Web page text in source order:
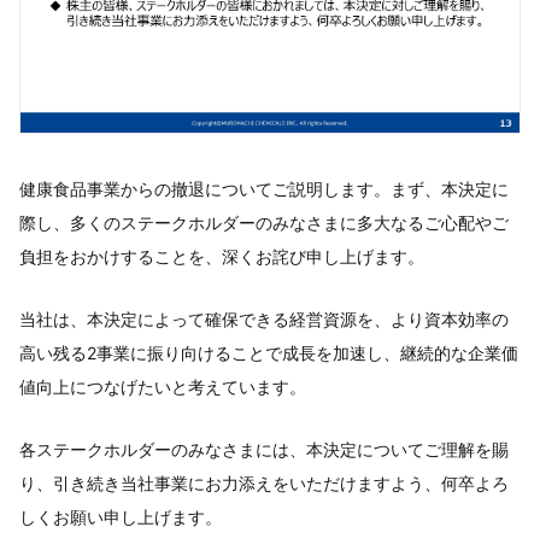
健康食品事業からの撤退についてご説明します。まず、本決定に
際し、多くのステークホルダーのみなさまに多大なるご心配やご
負担をおかけすることを、深くお詫び申し上げます。
当社は、本決定によって確保できる経営資源を、より資本効率の
高い残る2事業に振り向けることで成長を加速し、継続的な企業価
値向上につなげたいと考えています。
各ステークホルダーのみなさまには、本決定についてご理解を賜
り、引き続き当社事業にお力添えをいただけますよう、何卒よろ
しくお願い申し上げます。